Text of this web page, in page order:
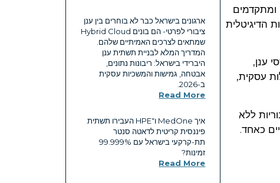
ומתקדמים
הדיגיטלית
ענן,
עסקית,
ללא
כאחד.
ארגונים בישראל כבר לא בוחרים בין ענן
ציבורי לפרטי- הם בונים Hybrid Cloud
שמתאים לצרכים האמיתיים שלהם.
המדריך המלא לבניית תשתית ענן
היברידי בישראל: ריבונות נתונים,
אבטחה, גמישות והמשכיות עסקית
ב-2026.
Read More
איך MedOne ו־HPE העבירו תשתית
פיננסית קריטית לדאטה סנטר
תת-קרקעי בישראל עם ‎99.999%‎
זמינות?
Read More